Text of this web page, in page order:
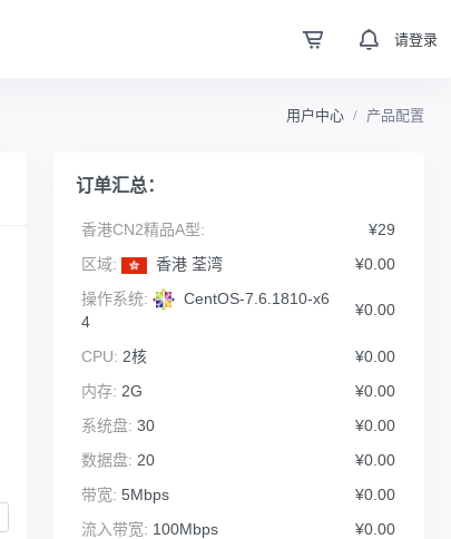
请登录
用户中心 产品配置
订单汇总：
香港CN2精品A型:
¥29
区域:
香港 荃湾
¥0.00
操作系统:
CentOS-7.6.1810-x6
4
¥0.00
CPU: 2核
¥0.00
内存: 2G
¥0.00
系统盘: 30
¥0.00
数据盘: 20
¥0.00
带宽: 5Mbps
¥0.00
流入带宽: 100Mbps
¥0.00